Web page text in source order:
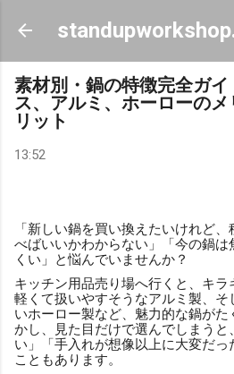
スキップしてメイン コ
素材別・鍋の特徴完全ガ
ス、アルミ、ホーローのメ
リット
13:52
「新しい鍋を買い換えたいけれど
べばいいかわからない」「今の鍋は
くい」と悩んでいませんか？
キッチン用品売り場へ行くと、キラ
軽くて扱いやすそうなアルミ製、そ
いホーロー製など、魅力的な鍋がた
かし、見た目だけで選んでしまうと
い」「手入れが想像以上に大変だっ
こともあります。